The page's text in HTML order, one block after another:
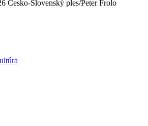
Česko-Slovenský ples/Peter Frolo